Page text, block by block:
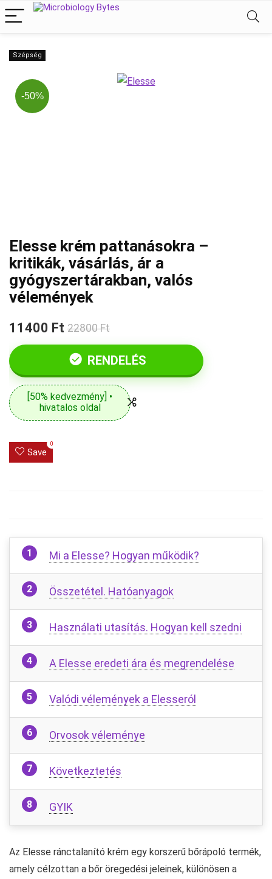
Szépség
-50%
Elesse krém pattanásokra –
kritikák, vásárlás, ár a
gyógyszertárakban, valós
vélemények
11400 Ft 22800 Ft
RENDELÉS
[50% kedvezmény] •
hivatalos oldal
Save
0
Mi a Elesse? Hogyan működik?
Összetétel. Hatóanyagok
Használati utasítás. Hogyan kell szedni
A Elesse eredeti ára és megrendelése
Valódi vélemények a Elesseról
Orvosok véleménye
Következtetés
GYIK
Az Elesse ránctalanító krém egy korszerű bőrápoló termék,
amely célzottan a bőr öregedési jeleinek, különösen a